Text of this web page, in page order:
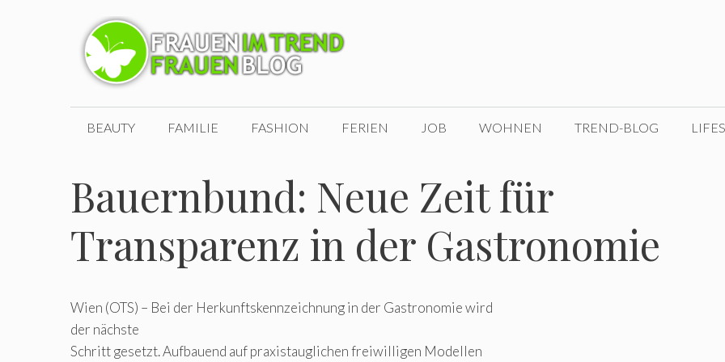
BEAUTY FAMILIE FASHION FERIEN JOB WOHNEN TREND-BLOG
Bauernbund: Neue Zeit für
Transparenz in der Gastronomie
Wien (OTS) – Bei der Herkunftskennzeichnung in der Gastronomie wird
der nächste
Schritt gesetzt. Aufbauend auf praxistauglichen freiwilligen Modellen